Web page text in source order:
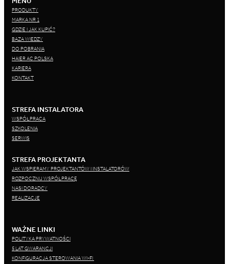
PRODUKTY
MARKA NR 1
GDZIE I JAK KUPIĆ?
BAZA WIEDZY
DO POBRANIA
HAIER AC POLSKA
KARIERA
KONTAKT
STREFA INSTALATORA
WSPÓŁPRACA
SZKOLENIA
SERWIS
STREFA PROJEKTANTA
JAK WSPIERAMY PROJEKTANTÓW I INSTALATORÓW
ROZPOCZNIJ WSPÓŁPRACĘ
NASI DORADCY
REALIZACJE
WAŻNE LINKI
POLITYKA PRYWATNOŚCI
5 LAT GWARANCJI
KONFIGURACJA STEROWANIA WI-FI